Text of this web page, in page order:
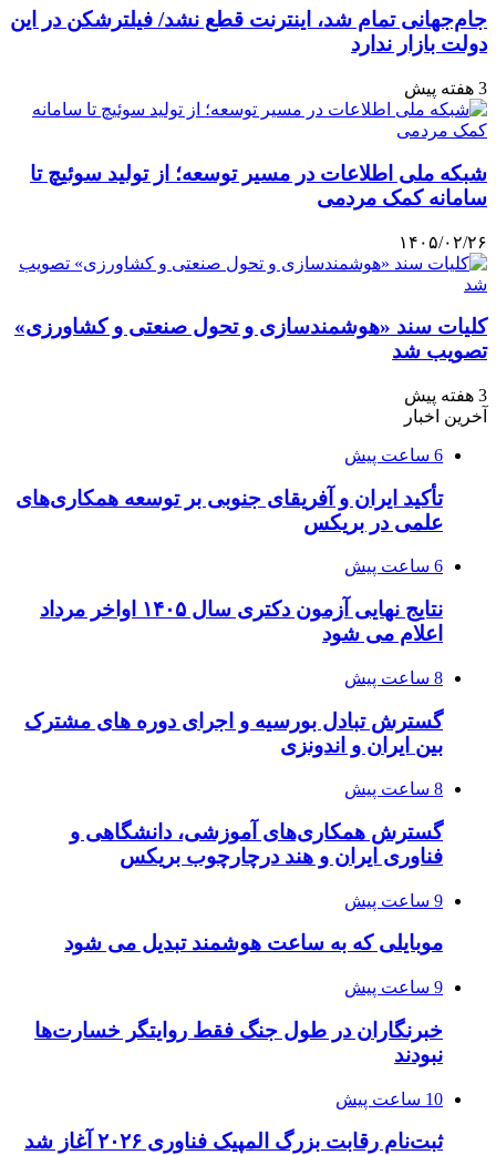
️جام‌جهانی تمام شد، اینترنت قطع نشد/ فیلترشکن در این
دولت بازار ندارد
3 هفته پیش
شبکه ملی اطلاعات در مسیر توسعه؛ از تولید سوئیچ تا
‌سامانه کمک مردمی
۱۴۰۵/۰۲/۲۶
کلیات سند «هوشمندسازی و تحول صنعتی و کشاورزی»
تصویب شد
3 هفته پیش
آخرین اخبار
6 ساعت پیش
تأکید ایران و آفریقای جنوبی بر توسعه همکاری‌های
علمی در بریکس
6 ساعت پیش
نتایج نهایی آزمون دکتری سال ۱۴۰۵ اواخر مرداد
اعلام می شود
8 ساعت پیش
گسترش تبادل بورسیه و اجرای دوره های مشترک
بین ایران و اندونزی
8 ساعت پیش
گسترش همکاری‌های آموزشی، دانشگاهی و
فناوری ایران و هند درچارچوب بریکس
9 ساعت پیش
موبایلی که به ساعت هوشمند تبدیل می شود
9 ساعت پیش
خبرنگاران در طول جنگ فقط روایتگر خسارت‌ها
نبودند
10 ساعت پیش
ثبت‌نام رقابت بزرگ المپیک فناوری ۲۰۲۶ آغاز شد